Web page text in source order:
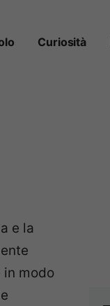
Curiosità
e la
modo